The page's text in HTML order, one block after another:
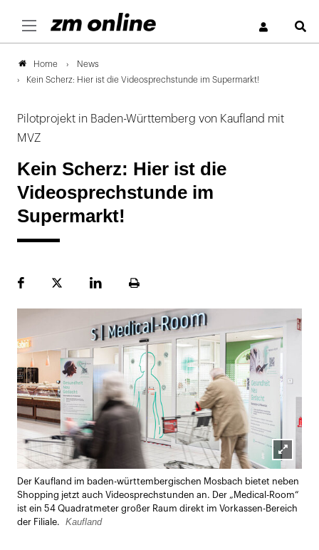
Home
News
Kein Scherz: Hier ist die Videosprechstunde im Supermarkt!
Pilotprojekt in Baden-Württemberg von Kaufland mit
MVZ
Kein Scherz: Hier ist die
Videosprechstunde im
Supermarkt!
FacebookPlattformLinekdInSeite
Lightbox
öffnen
Der Kaufland im baden-württembergischen Mosbach bietet neben
Shopping jetzt auch Videosprechstunden an. Der „Medical-Room“
ist ein 54 Quadratmeter großer Raum direkt im Vorkassen-Bereich
der Filiale.
Kaufland